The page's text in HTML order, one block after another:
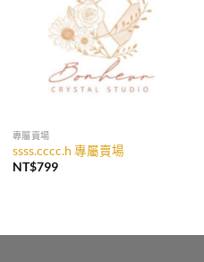
專屬賣場
ssss.cccc.h 專屬賣場
NT$799